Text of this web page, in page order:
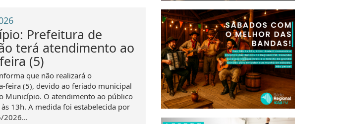
Prefeitura de
terá atendimento ao
(5)
que não realizará o
feira (5), devido ao feriado municipal
Município. O atendimento ao público
13h. A medida foi estabelecida por
2026...